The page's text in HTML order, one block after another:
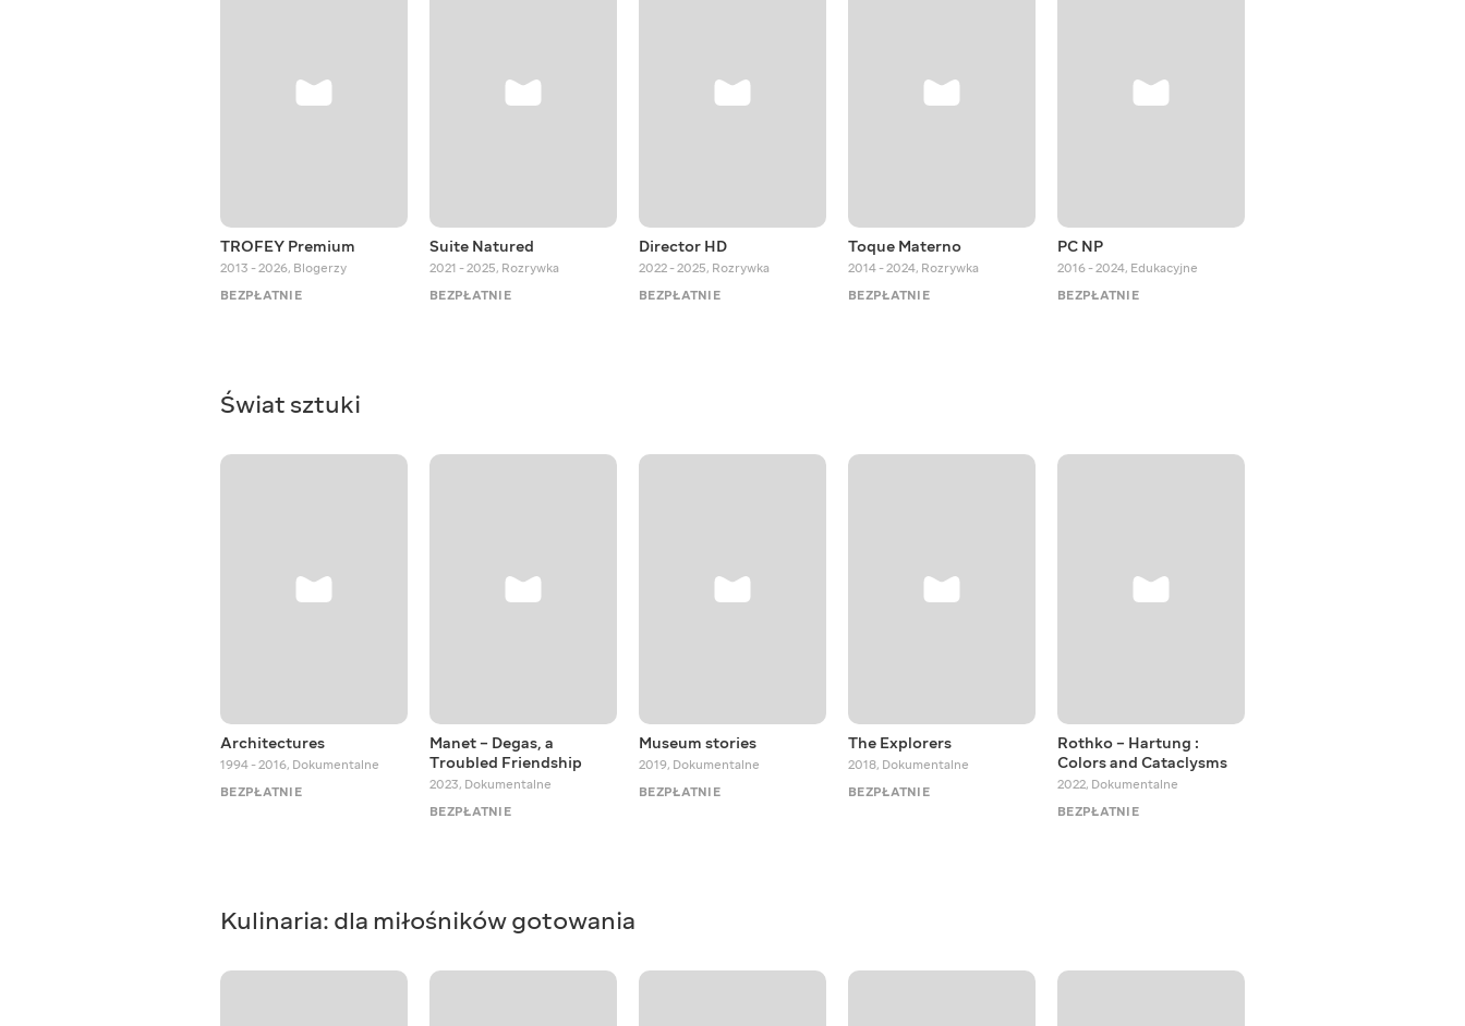
TROFEY Premium
2013 - 2026, Blogerzy
BEZPŁATNIE
Suite Natured
2021 - 2025, Rozrywka
BEZPŁATNIE
Director HD
2022 - 2025, Rozrywka
BEZPŁATNIE
Toque Materno
2014 - 2024, Rozrywka
BEZPŁATNIE
PC NP
2016 - 2024, Edukacyjne
BEZPŁATNIE
Świat sztuki
Architectures
1994 - 2016, Dokumentalne
BEZPŁATNIE
Manet – Degas, a
Troubled Friendship
2023, Dokumentalne
BEZPŁATNIE
Museum stories
2019, Dokumentalne
BEZPŁATNIE
The Explorers
2018, Dokumentalne
BEZPŁATNIE
Rothko – Hartung :
Colors and Cataclysms
2022, Dokumentalne
BEZPŁATNIE
Kulinaria: dla miłośników gotowania